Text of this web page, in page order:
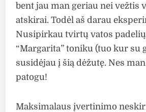
bent jau man geriau nei vežtis
atskirai. Todėl aš darau
Nusipirkau tvirtų vatos
“Margarita” toniku (tuo kur su
susidėjau į šią dėžutę. Nes
patogu!
Maksimalaus įvertinimo